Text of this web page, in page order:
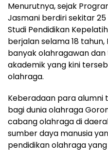
Menurutnya, sejak
Jasmani berdiri sekitar
Studi Pendidikan
berjalan selama 18
banyak olahragawan
akademik yang kini
olahraga.
Keberadaan para
bagi dunia olahraga
cabang olahraga di
sumber daya manusia
pendidikan olahraga